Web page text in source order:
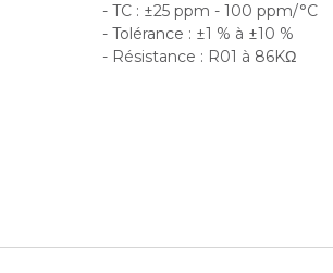
- TC : ±25 ppm - 100 ppm/°C
- Tolérance : ±1 % à ±10 %
- Résistance : R01 à 86KΩ